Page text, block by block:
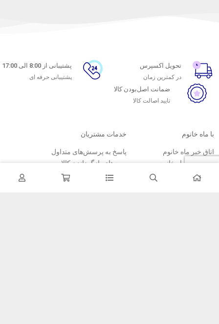
تحویل اکسپرس
در کمترین زمان
پشتیبانی از 8:00 الی 17:00
پشتیبانی حرفه ای
ضمانت اصل‌بودن کالا
تایید اصالت کالا
با ماه خانوم
اتاق خبر ماه خانوم
فروش در ماه خانوم
همکاری با سازمان‌ها
خدمات مشتریان
پاسخ به پرسش‌های متداول
رویه‌های بازگرداندن کالا
شرایط استفاده